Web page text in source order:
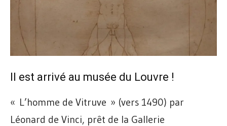
Il est arrivé au musée du Louvre !
« L’homme de Vitruve » (vers 1490) par
Léonard de Vinci, prêt de la Gallerie